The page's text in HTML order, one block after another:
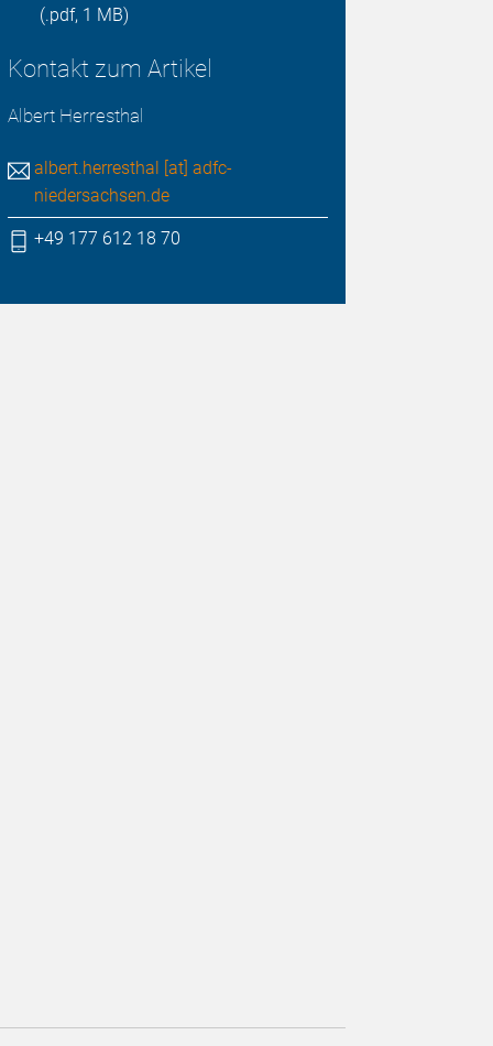
(.pdf, 1 MB)
Kontakt zum Artikel
Albert Herresthal
albert.herresthal [at] adfc-
niedersachsen.de
+49 177 612 18 70